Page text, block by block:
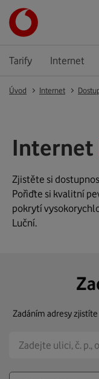
Tarify Internet
Úvod Internet
Internet
Zjistěte si
Pořiďte si kvalitní
pokrytí
Luční.
Zadáním adresy